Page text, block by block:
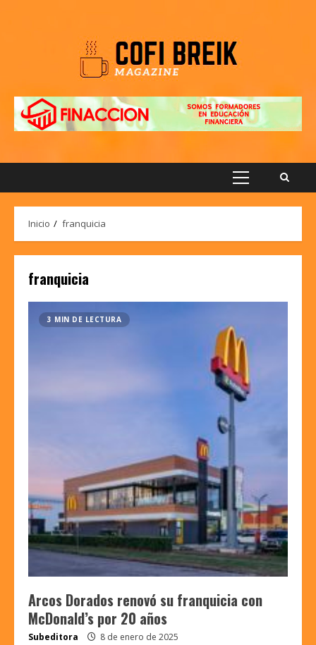
Menú
Inicio franquicia
franquicia
3 MIN DE LECTURA
Arcos Dorados renovó su franquicia con
McDonald’s por 20 años
Subeditora 8 de enero de 2025